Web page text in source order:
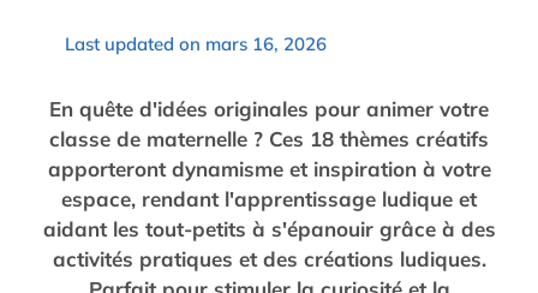
Last updated on mars 16, 2026
En quête d'idées originales pour animer votre
classe de maternelle ? Ces 18 thèmes créatifs
apporteront dynamisme et inspiration à votre
espace, rendant l'apprentissage ludique et
aidant les tout-petits à s'épanouir grâce à des
activités pratiques et des créations ludiques.